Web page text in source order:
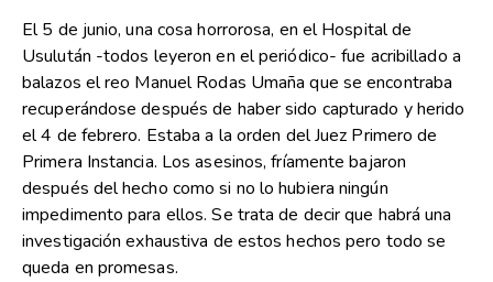
El 5 de junio, una cosa horrorosa, en el Hospital de
Usulután -todos leyeron en el periódico- fue acribillado a
balazos el reo Manuel Rodas Umaña que se encontraba
recuperándose después de haber sido capturado y herido
el 4 de febrero. Estaba a la orden del Juez Primero de
Primera Instancia. Los asesinos, fríamente bajaron
después del hecho como si no lo hubiera ningún
impedimento para ellos. Se trata de decir que habrá una
investigación exhaustiva de estos hechos pero todo se
queda en promesas.